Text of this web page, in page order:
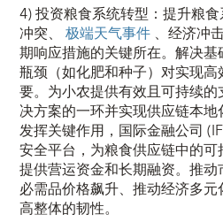
4)投资粮食系统转型：提升粮
冲突、极端天气事件 、经济冲
期响应措施的关键所在。解决
瓶颈（如化肥和种子）对实现
要。为小农提供有效且可持续
决方案的一环并实现供应链本
发挥关键作用，国际金融公司
安全平台，为粮食供应链中的
提供营运资金和长期融资。推
必需品价格飙升、推动经济多
高整体的韧性。